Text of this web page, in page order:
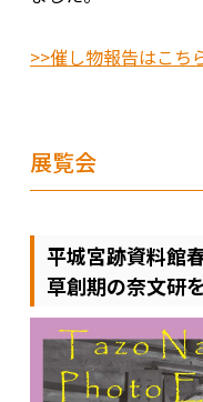
>>催し物報告はこち
展覧会
平城宮跡資料館
草創期の奈文研